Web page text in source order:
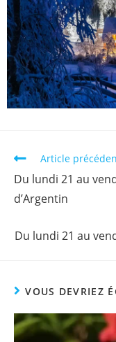
Article
Du lundi 21 au
d’Argentin
Du lundi 21 au
VOUS DEVRIEZ